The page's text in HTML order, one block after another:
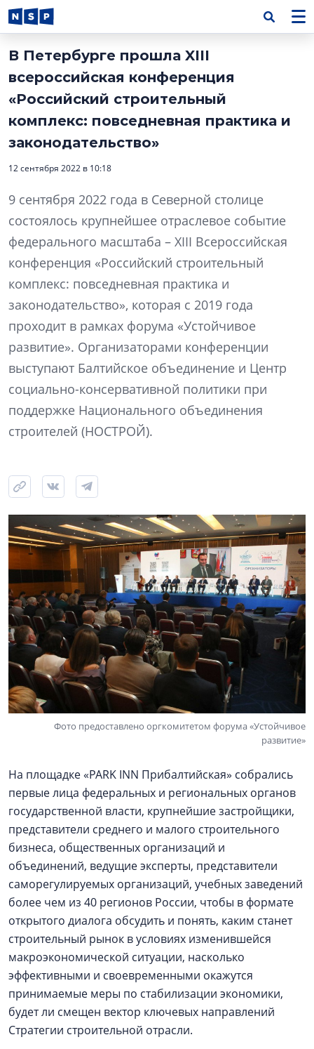
В Петербурге прошла XIII
всероссийская конференция
«Российский строительный
комплекс: повседневная практика и
законодательство»
12 сентября 2022 в 10:18
9 сентября 2022 года в Северной столице
состоялось крупнейшее отраслевое событие
федерального масштаба – XIII Всероссийская
конференция «Российский строительный
комплекс: повседневная практика и
законодательство», которая с 2019 года
проходит в рамках форума «Устойчивое
развитие». Организаторами конференции
выступают Балтийское объединение и Центр
социально-консервативной политики при
поддержке Национального объединения
строителей (НОСТРОЙ).
Фото предоставлено оргкомитетом форума «Устойчивое
развитие»
На площадке «PARK INN Прибалтийская» собрались
первые лица федеральных и региональных органов
государственной власти, крупнейшие застройщики,
представители среднего и малого строительного
бизнеса, общественных организаций и
объединений, ведущие эксперты, представители
саморегулируемых организаций, учебных заведений
более чем из 40 регионов России, чтобы в формате
открытого диалога обсудить и понять, каким станет
строительный рынок в условиях изменившейся
макроэкономической ситуации, насколько
эффективными и своевременными окажутся
принимаемые меры по стабилизации экономики,
будет ли смещен вектор ключевых направлений
Стратегии строительной отрасли.